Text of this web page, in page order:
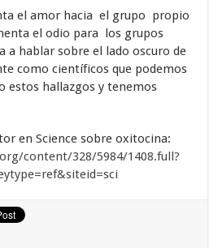
el amor hacia el grupo propio
el odio para los grupos
a hablar sobre el lado oscuro de
como científicos que podemos
estos hallazgos y tenemos
en Science sobre oxitocina:
content/328/5984/1408.full?